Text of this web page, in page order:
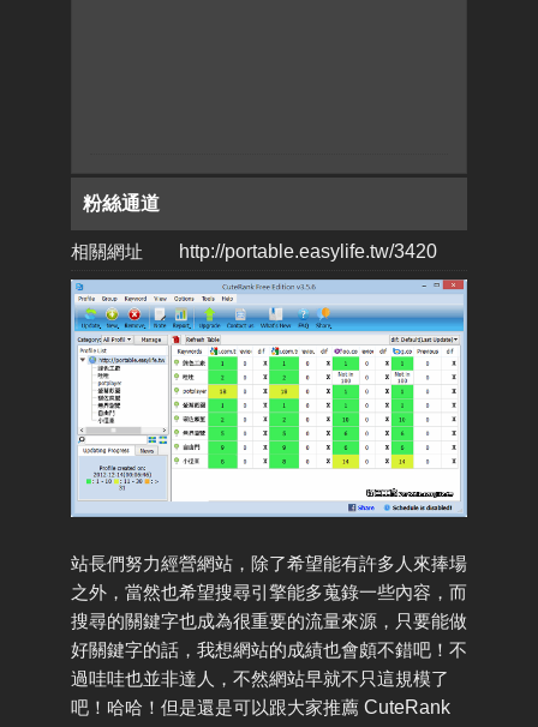
粉絲通道
相關網址 http://portable.easylife.tw/3420
站長們努力經營網站，除了希望能有許多人來捧場
之外，當然也希望搜尋引擎能多蒐錄一些內容，而
搜尋的關鍵字也成為很重要的流量來源，只要能做
好關鍵字的話，我想網站的成績也會頗不錯吧！不
過哇哇也並非達人，不然網站早就不只這規模了
吧！哈哈！但是還是可以跟大家推薦 CuteRank